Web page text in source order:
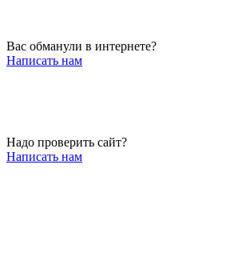
Вас обманули в интернете?
Написать нам
Надо проверить сайт?
Написать нам